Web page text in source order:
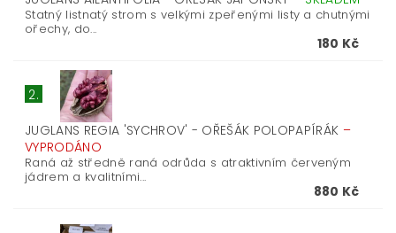
Statný listnatý strom s velkými zpeřenými listy a chutnými
ořechy, do...
180 Kč
2.
JUGLANS REGIA 'SYCHROV' - OŘEŠÁK POLOPAPÍRÁK –
VYPRODÁNO
Raná až středně raná odrůda s atraktivním červeným
jádrem a kvalitními...
880 Kč